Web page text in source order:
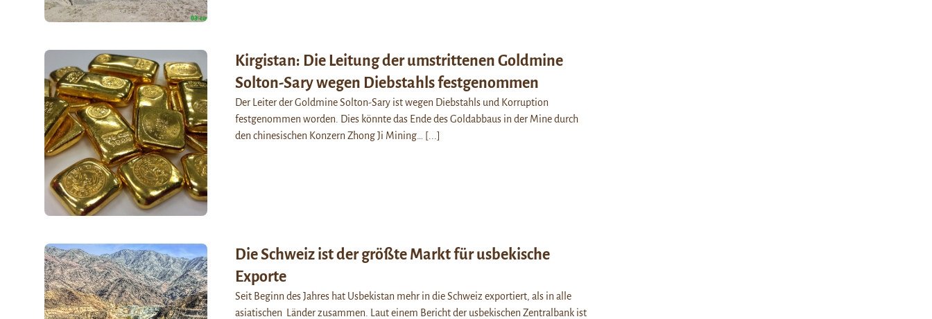
Kirgistan: Die Leitung der umstrittenen Goldmine
Solton-Sary wegen Diebstahls festgenommen
Der Leiter der Goldmine Solton-Sary ist wegen Diebstahls und Korruption
festgenommen worden. Dies könnte das Ende des Goldabbaus in der Mine durch
den chinesischen Konzern Zhong Ji Mining…
[...]
Die Schweiz ist der größte Markt für usbekische
Exporte
Seit Beginn des Jahres hat Usbekistan mehr in die Schweiz exportiert, als in alle
asiatischen Länder zusammen. Laut einem Bericht der usbekischen Zentralbank ist